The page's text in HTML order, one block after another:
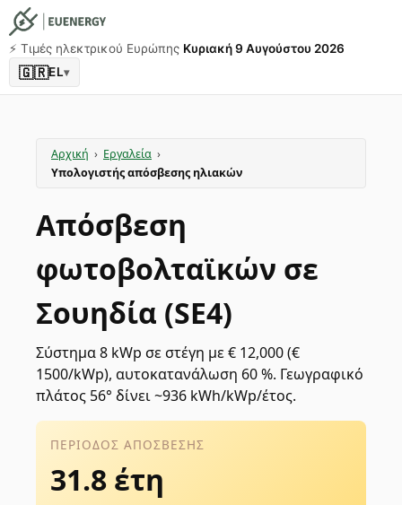
⚡️ Τιμές ηλεκτρικού Ευρώπης Κυριακή 9 Αυγούστου 2026
🇬🇷EL▾
Αρχική › Εργαλεία ›
Υπολογιστής απόσβεσης ηλιακών
Απόσβεση
φωτοβολταϊκών σε
Σουηδία (SE4)
Σύστημα 8 kWp σε στέγη με € 12,000 (€
1500/kWp), αυτοκατανάλωση 60 %. Γεωγραφικό
πλάτος 56° δίνει ~936 kWh/kWp/έτος.
ΠΕΡΊΟΔΟΣ ΑΠΌΣΒΕΣΗΣ
31.8 έτη